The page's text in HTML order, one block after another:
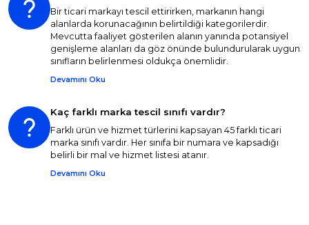
Bir ticari markayı tescil ettirirken, markanın hangi
alanlarda korunacağının belirtildiği kategorilerdir.
Mevcutta faaliyet gösterilen alanın yanında potansiyel
genişleme alanları da göz önünde bulundurularak uygun
sınıfların belirlenmesi oldukça önemlidir.
Devamını Oku
Kaç farklı marka tescil sınıfı vardır?
Farklı ürün ve hizmet türlerini kapsayan 45 farklı ticari
marka sınıfı vardır. Her sınıfa bir numara ve kapsadığı
belirli bir mal ve hizmet listesi atanır.
Devamını Oku